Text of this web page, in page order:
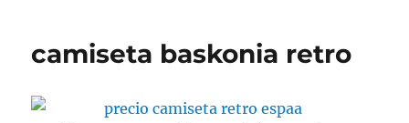
camiseta baskonia retro